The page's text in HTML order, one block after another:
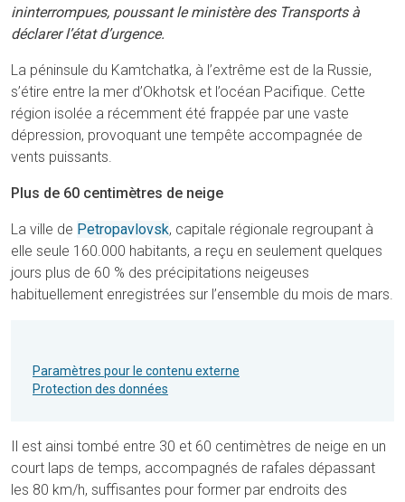
ininterrompues, poussant le ministère des Transports à
déclarer l’état d’urgence.
La péninsule du Kamtchatka, à l’extrême est de la Russie,
s’étire entre la mer d’Okhotsk et l’océan Pacifique. Cette
région isolée a récemment été frappée par une vaste
dépression, provoquant une tempête accompagnée de
vents puissants.
Plus de 60 centimètres de neige
La ville de Petropavlovsk, capitale régionale regroupant à
elle seule 160.000 habitants, a reçu en seulement quelques
jours plus de 60 % des précipitations neigeuses
habituellement enregistrées sur l’ensemble du mois de mars.
Paramètres pour le contenu externe
Protection des données
Il est ainsi tombé entre 30 et 60 centimètres de neige en un
court laps de temps, accompagnés de rafales dépassant
les 80 km/h, suffisantes pour former par endroits des